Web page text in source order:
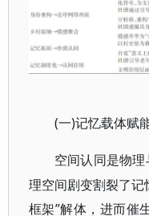
(一)记忆载体赋
空间认同是物理
理空间剧变割裂了记
框架”解体，进而催